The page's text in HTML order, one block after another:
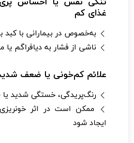
غذای کم
به‌خصوص در بیمارانی با کبد
ناشی از فشار به دیافراگم یا
علائم کم‌خونی یا ضعف
رنگ‌پریدگی، خستگی شدید
ممکن است در اثر
ایجاد شود